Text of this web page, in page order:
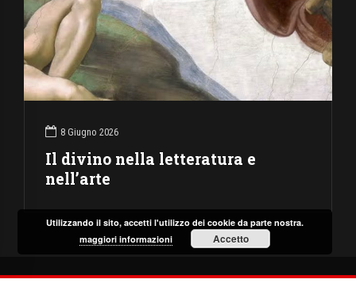
8 Giugno 2026
Il divino nella letteratura e
nell’arte
Utilizzando il sito, accetti l'utilizzo dei cookie da parte nostra.
maggiori informazioni
Accetto